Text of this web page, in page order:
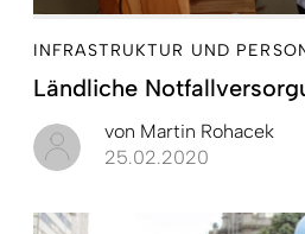
INFRASTRUKTUR UND
Ländliche
von Martin Rohacek
25.02.2020